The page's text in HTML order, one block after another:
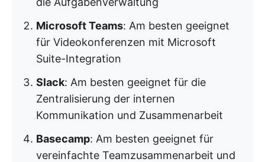
Microsoft Teams: Am besten geeignet
für Videokonferenzen mit Microsoft
Suite-Integration
Slack: Am besten geeignet für die
Zentralisierung der internen
Kommunikation und Zusammenarbeit
Basecamp: Am besten geeignet für
vereinfachte Teamzusammenarbeit und